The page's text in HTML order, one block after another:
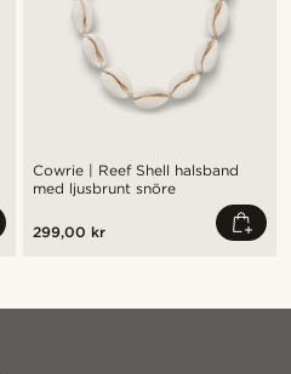
Cowrie | Reef Shell halsband
med ljusbrunt snöre
299,00 kr